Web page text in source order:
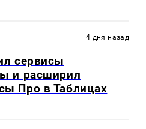
4 дня назад
сервисы
и расширил
Про в Таблицах